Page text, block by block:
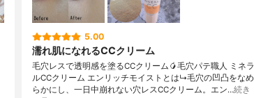
5.00
濡れ肌になれるCCクリーム
毛穴レスで透明感を塗るCCクリーム🥭毛穴パテ職人 ミネラ
ルCCクリーム エンリッチモイストとは↳毛穴の凹凸をなめ
らかにし、一日中崩れない穴レスCCクリーム。エン…続き